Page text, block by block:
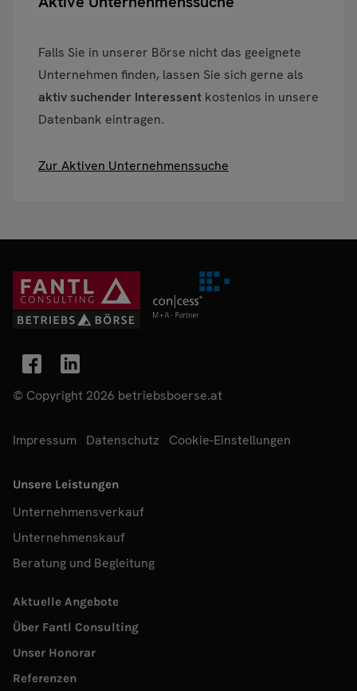
Falls Sie in unserer Börse nicht das geeignete
Unternehmen finden, lassen Sie sich gerne als
aktiv suchender Interessent kostenlos in unsere
Datenbank eintragen.
Zur Aktiven Unternehmenssuche
© Copyright 2026 betriebsboerse.at
Impressum Datenschutz Cookie-Einstellungen
Unsere Leistungen
Unternehmensverkauf
Unternehmenskauf
Beratung und Begleitung
Aktuelle Angebote
Über Fantl Consulting
Unser Honorar
Referenzen